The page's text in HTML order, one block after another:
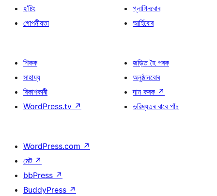
হ’ষ্টিং
গোপনীয়তা
প্লাগিনবোৰ
আৰ্হিবোৰ
শিকক
সাহায্য
বিকাশকাৰী
WordPress.tv ↗
জড়িত হৈ পৰক
অনুষ্ঠানবোৰ
দান কৰক ↗
ভৱিষ্যতৰ বাবে পাঁচ
WordPress.com ↗
মেট ↗
bbPress ↗
BuddyPress ↗